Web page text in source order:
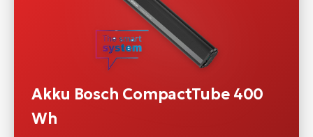
Akku Bosch CompactTube 400
Wh